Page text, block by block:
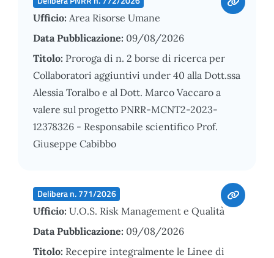
Ufficio: Area Risorse Umane
Data Pubblicazione: 09/08/2026
Titolo: Proroga di n. 2 borse di ricerca per
Collaboratori aggiuntivi under 40 alla Dott.ssa
Alessia Toralbo e al Dott. Marco Vaccaro a
valere sul progetto PNRR-MCNT2-2023-
12378326 - Responsabile scientifico Prof.
Giuseppe Cabibbo
Delibera n. 771/2026
Ufficio: U.O.S. Risk Management e Qualità
Data Pubblicazione: 09/08/2026
Titolo: Recepire integralmente le Linee di